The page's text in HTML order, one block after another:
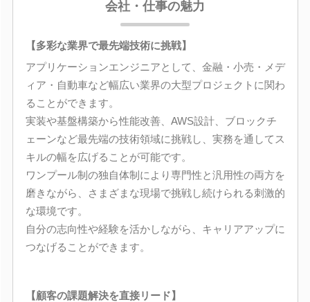
会社・仕事の魅力
【多彩な業界で最先端技術に挑戦】
アプリケーションエンジニアとして、金融・小売・メデ
ィア・自動車など幅広い業界の大型プロジェクトに関わ
ることができます。
実装や基盤構築から性能改善、AWS設計、ブロックチ
ェーンなど最先端の技術領域に挑戦し、実務を通してス
キルの幅を広げることが可能です。
ワンプール制の独自体制により専門性と汎用性の両方を
磨きながら、さまざまな現場で挑戦し続けられる刺激的
な環境です。
自分の志向性や経験を活かしながら、キャリアアップに
つなげることができます。
【顧客の課題解決を直接リード】